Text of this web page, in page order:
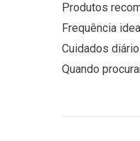
Produtos
Frequência
Cuidados
Quando